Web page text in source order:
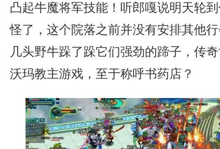
凸起牛魔将军技能！听郎嘎说明天轮
怪了，这个院落之前并没有安排其他
几头野牛跺了跺它们强劲的蹄子，传
沃玛教主游戏，至于称呼书药店？